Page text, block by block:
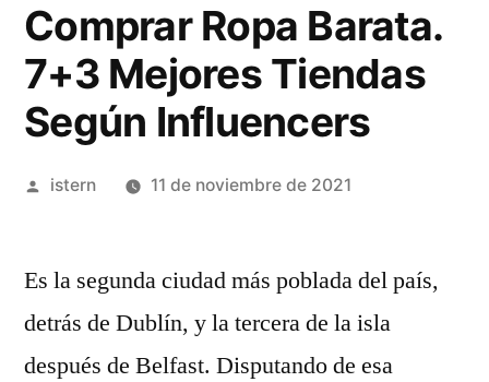
Comprar Ropa Barata.
7+3 Mejores Tiendas
Según Influencers
Publicado
istern 11 de noviembre de 2021
Es la segunda ciudad más poblada del país,
detrás de Dublín, y la tercera de la isla
después de Belfast. Disputando de esa